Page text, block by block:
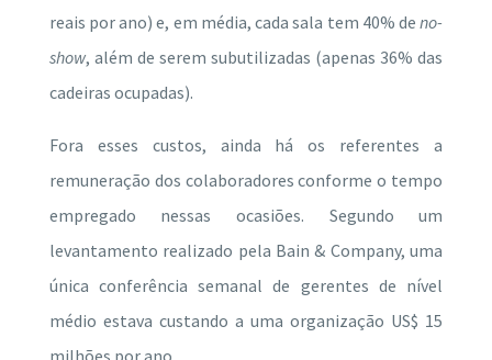
reais por ano) e, em média, cada sala tem 40% deno-
show, além de serem subutilizadas (apenas 36% das
cadeiras ocupadas).
Fora esses custos, ainda há os referentes a
remuneração dos colaboradores conforme o tempo
empregado nessas ocasiões. Segundo um
levantamento realizado pela Bain & Company, uma
única conferência semanal de gerentes de nível
médio estava custando a uma organização US$ 15